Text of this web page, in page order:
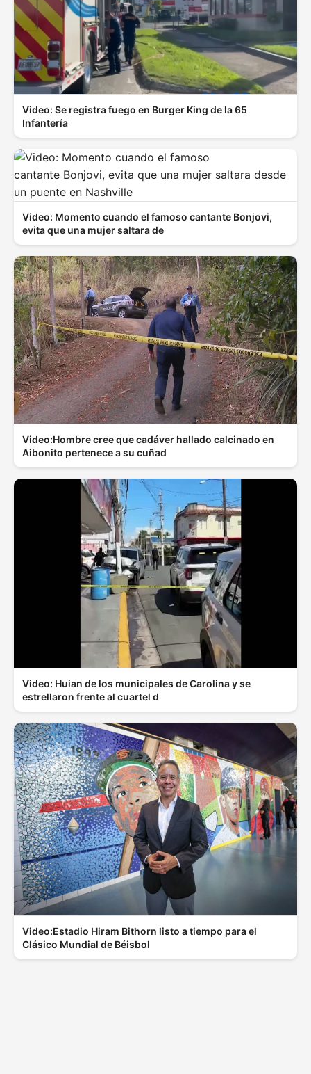
Video: Se registra fuego en Burger King de la 65
Infantería
Video: Momento cuando el famoso cantante Bonjovi,
evita que una mujer saltara de
Video:Hombre cree que cadáver hallado calcinado en
Aibonito pertenece a su cuñad
Video: Huian de los municipales de Carolina y se
estrellaron frente al cuartel d
Video:Estadio Hiram Bithorn listo a tiempo para el
Clásico Mundial de Béisbol